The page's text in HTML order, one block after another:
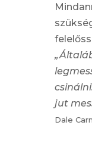
„
jut
Dale